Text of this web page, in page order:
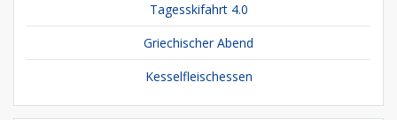
Tagesskifahrt 4.0
Griechischer Abend
Kesselfleischessen